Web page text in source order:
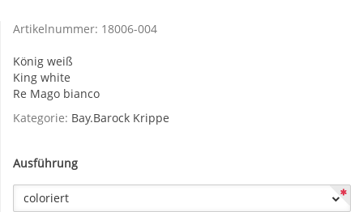
Artikelnummer: 18006-004
König weiß
King white
Re Mago bianco
Kategorie: Bay.Barock Krippe
Ausführung
coloriert